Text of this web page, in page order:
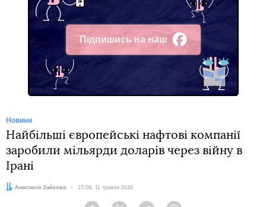
Підпишись на наш
Facebook
Новини
Найбільші європейські нафтові компанії
заробили мільярди доларів через війну в
Ірані
Автор:
Анастасія Зайкова Дата:
15:09, 11 травня 2026